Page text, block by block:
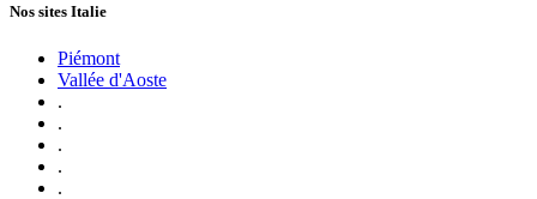
Nos sites Italie
Piémont
Vallée d'Aoste
.
.
.
.
.